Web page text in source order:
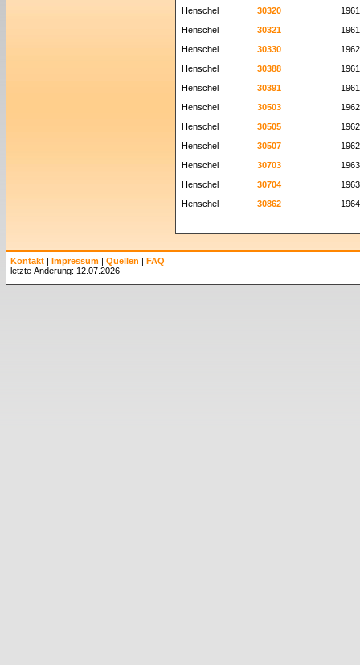
Henschel
30320
1961
Henschel
30321
1961
Henschel
30330
1962
Henschel
30388
1961
Henschel
30391
1961
Henschel
30503
1962
Henschel
30505
1962
Henschel
30507
1962
Henschel
30703
1963
Henschel
30704
1963
Henschel
30862 1964
Kontakt | Impressum | Quellen | FAQ
letzte Änderung: 12.07.2026